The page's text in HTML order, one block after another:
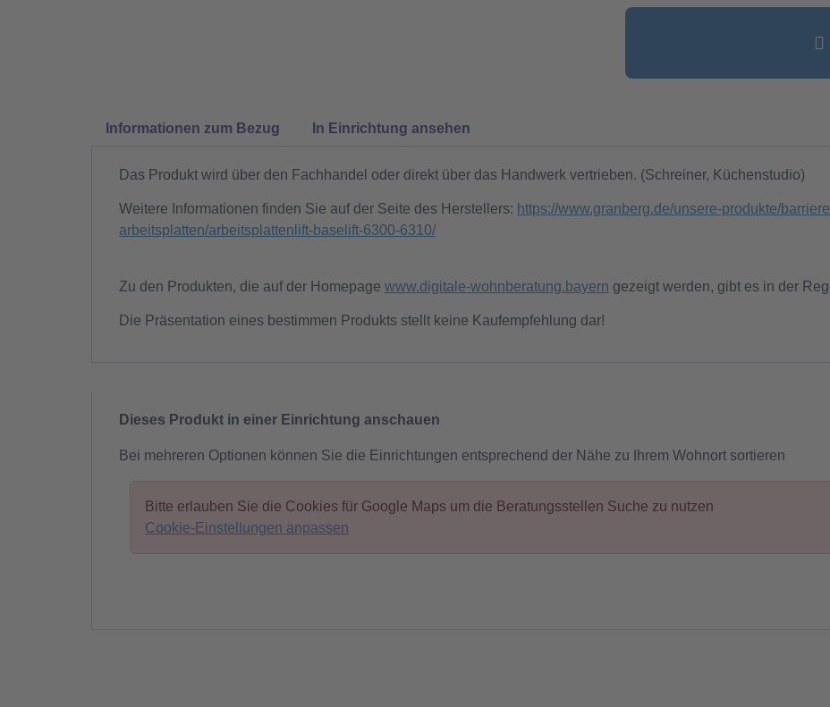
Informationen zum Bezug In Einrichtung ansehen
Das Produkt wird über den Fachhandel oder direkt über das Handwerk vertrieben. (Schreiner, Küchenstudio)
Weitere Informationen finden Sie auf der Seite des Herstellers: https://www.granberg.de/unsere-produkte/
arbeitsplatten/arbeitsplattenlift-baselift-6300-6310/
Zu den Produkten, die auf der Homepage www.digitale-wohnberatung.bayern gezeigt werden, gibt es in der
Die Präsentation eines bestimmen Produkts stellt keine Kaufempfehlung dar!
Dieses Produkt in einer Einrichtung anschauen
Bei mehreren Optionen können Sie die Einrichtungen entsprechend der Nähe zu Ihrem Wohnort sortieren
Bitte erlauben Sie die Cookies für Google Maps um die Beratungsstellen Suche zu nutzen
Cookie-Einstellungen anpassen